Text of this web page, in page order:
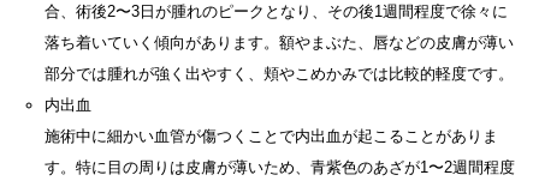
合、術後2〜3日が腫れのピークとなり、その後1週間程度で徐々に
落ち着いていく傾向があります。額やまぶた、唇などの皮膚が薄い
部分では腫れが強く出やすく、頬やこめかみでは比較的軽度です。
内出血
施術中に細かい血管が傷つくことで内出血が起こることがありま
す。特に目の周りは皮膚が薄いため、青紫色のあざが1〜2週間程度